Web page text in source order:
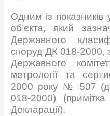
Одним із показників
об’єкта, який
Державного
споруд ДК 018-2000,
Державного
метрології та
2000 року № 507
018-2000)
Декларації).